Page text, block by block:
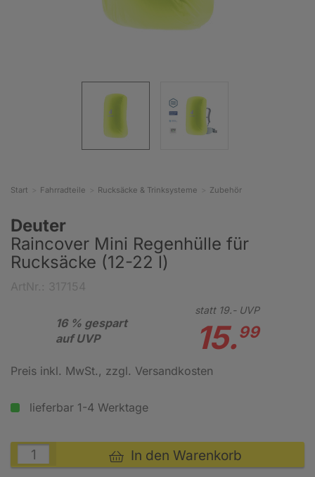
Start Fahrradteile Rucksäcke & Trinksysteme Zubehör
Deuter
Raincover Mini Regenhülle für
Rucksäcke (12-22 l)
16 % gespart
auf UVP
statt 19.-UVP
15.99
Preis inkl. MwSt., zzgl. Versandkosten
lieferbar 1-4 Werktage
In den Warenkorb